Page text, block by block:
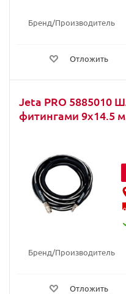
Бренд/Производитель
Отложить
Jeta PRO 5885010
фитингами 9x14.5
Бренд/Производитель
Отложить